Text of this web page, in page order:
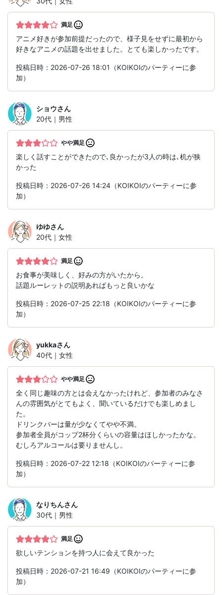
満足
アニメ好きが参加前提だったので、様子見をせずに最初から
好きなアニメの話題を出せました。とても楽しかったです。
投稿日時：2026-07-26 18:01（KOIKOIのパーティーに参
加）
ショウさん
20代｜男性
やや満足
楽しく話すことができたので､良かったが3人の時は､机が狭
かった
投稿日時：2026-07-26 14:24（KOIKOIのパーティーに参
加）
ゆゆさん
20代｜女性
満足
お食事が美味しく、好みの方がいたから。
話題ルーレットの説明あればもっと良いかな
投稿日時：2026-07-25 22:18（KOIKOIのパーティーに参
加）
yukkaさん
40代｜女性
やや満足
全く同じ趣味の方とは会えなかったけれど、参加者のみなさ
んの雰囲気がとてもよく、聞いているだけでも楽しめまし
た。
ドリンクバーは量が少なくてやや不満。
参加者全員がコップ2杯分くらいの容量はほしかったかな。
むしろアルコールは要りませんし。
投稿日時：2026-07-22 12:18（KOIKOIのパーティーに参
加）
なりちんさん
30代｜男性
満足
欲しいテンションを持つ人に会えて良かった
投稿日時：2026-07-21 16:49（KOIKOIのパーティーに参
加）